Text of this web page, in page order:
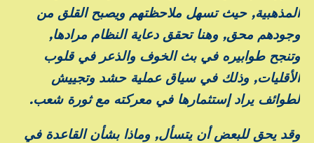
المذهبية, حيث تسهل ملاحظتهم ويصبح القلق من
وجودهم محق, وهنا تحقق دعاية النظام مرادها,
وتنجح طوابيره في بث الخوف والذعر في قلوب
الأقليات, وذلك في سياق عملية حشد وتجييش
لطوائف يراد إستثمارها في معركته مع ثورة شعب.
وقد يحق للبعض أن يتسأل, وماذا بشأن القاعدة في